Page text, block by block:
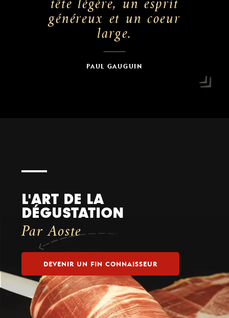
tête légère, un esprit
généreux et un coeur
large.
PAUL GAUGUIN
L'ART DE LA
DÉGUSTATION
Par Aoste
DEVENIR UN FIN CONNAISSEUR